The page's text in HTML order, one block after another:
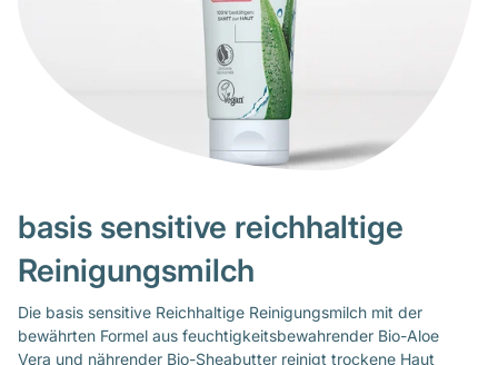
basis sensitive reichhaltige
Reinigungsmilch
Die basis sensitive Reichhaltige Reinigungsmilch mit der
bewährten Formel aus feuchtigkeitsbewahrender Bio-Aloe
Vera und nährender Bio-Sheabutter reinigt trockene Haut